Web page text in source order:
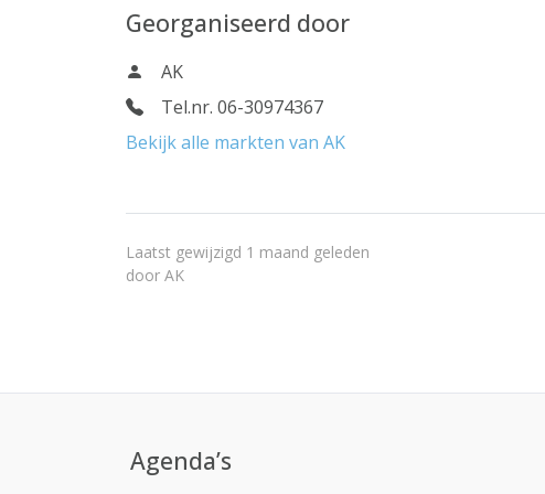
Georganiseerd door
AK
Tel.nr. 06-30974367
Bekijk alle markten van AK
Laatst gewijzigd 1 maand geleden
door AK
Agenda’s